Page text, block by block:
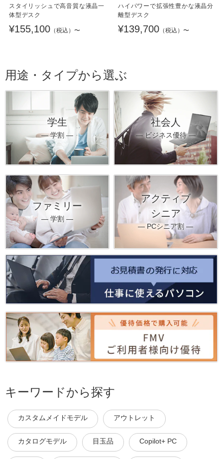
スタイリッシュで高音質な液晶一
体型デスク
¥155,100 （税込）〜
ハイパワーで拡張性豊かな液晶分
離型デスク
¥139,700 （税込）〜
用途・タイプから選ぶ
学生
― 学割 ―
社会人
― ビジネス優待 ―
ファミリー
― 学割 ―
アクティブ
シニア
― PCシニア割 ―
キーワードから探す
カスタムメイドモデル アウトレット
カタログモデル 目玉品 Copilot+ PC